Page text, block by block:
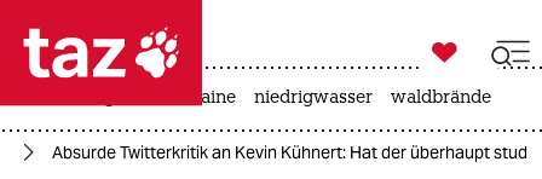
 taz zahl ich
taz zahl ich

taz zahl ich
krieg in der ukraine niedrigwasser waldbrände
Absurde Twitterkritik an Kevin Kühnert: Hat der überhaupt